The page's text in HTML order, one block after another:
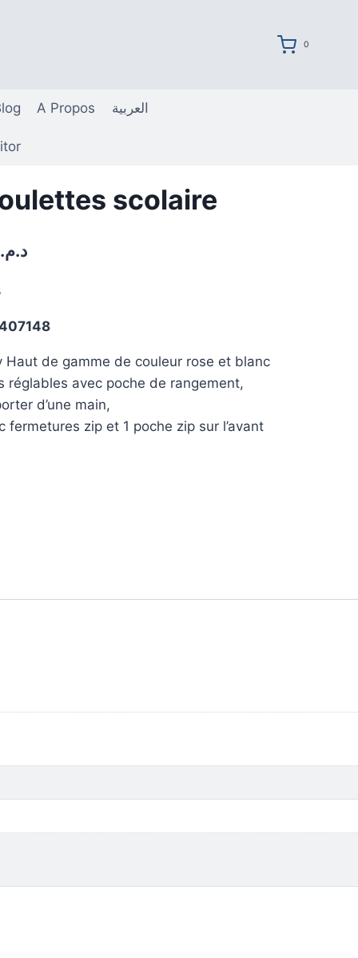
0
A Propos العربية
scolaire
د.م. 550,00.
د.م.Le
est :
د.م. 499,00.
Haut de gamme de couleur rose et blanc
réglables avec poche de rangement,
d’une main,
fermetures zip et 1 poche zip sur l’avant